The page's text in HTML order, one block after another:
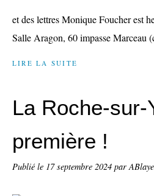
et des lettres Monique Foucher est
Salle Aragon, 60 impasse
LIRE LA SUITE
La Roche-
première !
Publié le 17 septembre 2024 par ABlaye